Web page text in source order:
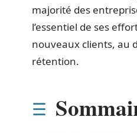
majorité des
l’essentiel de ses
nouveaux clients, au
rétention.